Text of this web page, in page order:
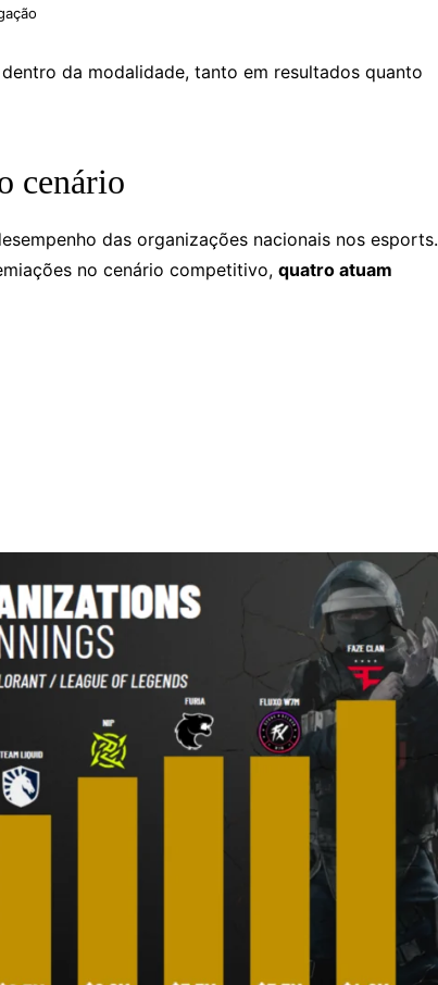
da modalidade, tanto em resultados quanto
cenário
das organizações nacionais nos esports.
no cenário competitivo, quatro atuam